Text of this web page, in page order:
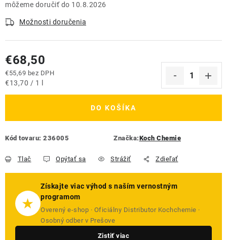
10.8.2026
Možnosti doručenia
€68,50
€55,69 bez DPH
Jednotková cena:
€13,70 / 1 l
DO KOŠÍKA
Kód tovaru: 236005 Značka:Koch Chemie
Tlač Opýtať sa Strážiť Zdieľať
★
Získajte viac výhod s naším vernostným
programom
Overený e-shop · Oficiálny Distributor Kochchemie ·
Osobný odber v Prešove
Zistiť viac